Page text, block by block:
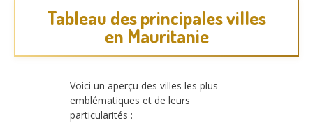
Tableau des principales villes
en Mauritanie
Voici un aperçu des villes les plus
emblématiques et de leurs
particularités :